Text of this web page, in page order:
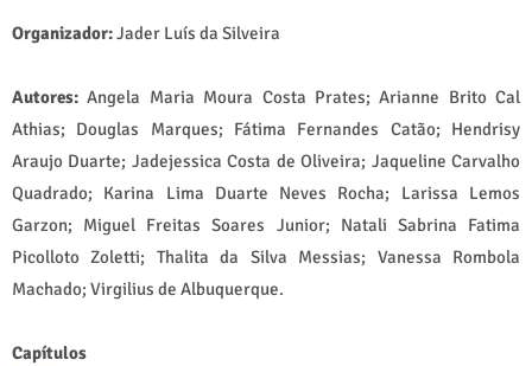
Organizador:Jader Luís da Silveira
Autores: Angela Maria Moura Costa Prates; Arianne Brito Cal
Athias; Douglas Marques; Fátima Fernandes Catão; Hendrisy
Araujo Duarte; Jadejessica Costa de Oliveira; Jaqueline Carvalho
Quadrado; Karina Lima Duarte Neves Rocha; Larissa Lemos
Garzon; Miguel Freitas Soares Junior; Natali Sabrina Fatima
Picolloto Zoletti; Thalita da Silva Messias; Vanessa Rombola
Machado; Virgilius de Albuquerque.
Capítulos